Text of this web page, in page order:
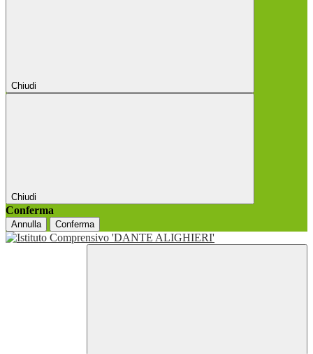
Chiudi
Chiudi
Conferma
Annulla Conferma